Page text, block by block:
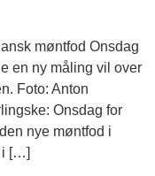
møntfod Onsdag
en ny måling vil over
Foto: Anton
Onsdag for
nye møntfod i
i […]